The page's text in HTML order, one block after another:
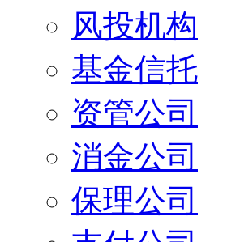
风投机构
基金信托
资管公司
消金公司
保理公司